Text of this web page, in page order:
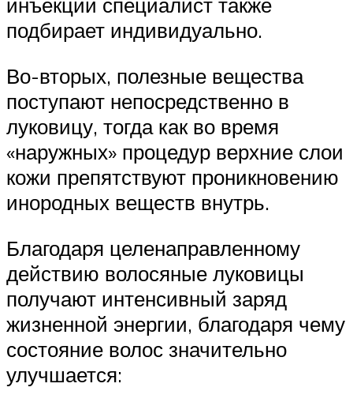
подбирает индивидуально.
Во-вторых, полезные вещества
поступают непосредственно в
луковицу, тогда как во время
«наружных» процедур верхние слои
кожи препятствуют проникновению
инородных веществ внутрь.
Благодаря целенаправленному
действию волосяные луковицы
получают интенсивный заряд
жизненной энергии, благодаря чему
состояние волос значительно
улучшается: